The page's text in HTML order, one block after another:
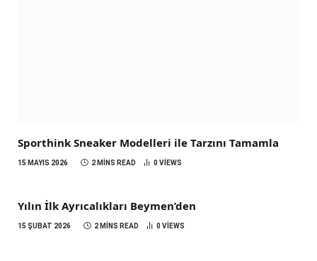
Sporthink Sneaker Modelleri ile Tarzını Tamamla
15 MAYIS 2026 2 MINS READ 0 VIEWS
Yılın İlk Ayrıcalıkları Beymen’den
15 ŞUBAT 2026 2 MINS READ 0 VIEWS